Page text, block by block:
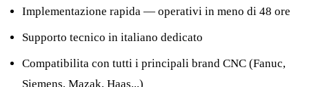
Implementazione rapida — operativi in meno di 48 ore
Supporto tecnico in italiano dedicato
Compatibilita con tutti i principali brand CNC (Fanuc,
Siemens, Mazak, Haas...)